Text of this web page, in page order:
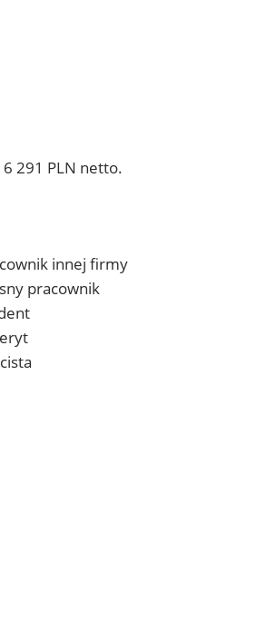
291 PLN netto.
innej firmy
pracownik